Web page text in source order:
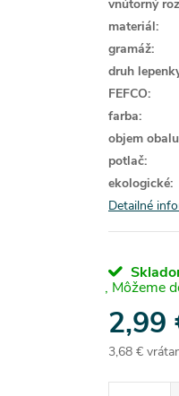
vnútorný
materiál:
gramáž:
druh
FEFCO:
farba:
objem
potlač:
ekologické:
Detailné
2,99
3,68 €